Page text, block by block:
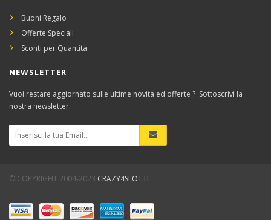
Buoni Regalo
Offerte Speciali
Sconti per Quantità
NEWSLETTER
Vuoi restare aggiornato sulle ultime novità ed offerte ? Sottoscrivi la
nostra newsletter.
© COPYRIGHT 2004-2023 CRAZY4SLOT.IT